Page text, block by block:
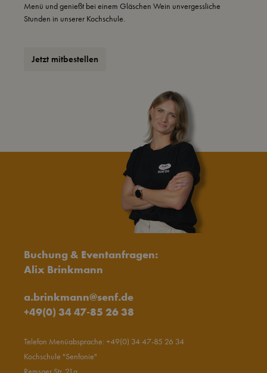
Menü und genießt bei einem Gläschen Wein unvergessliche
Stunden in unserer Kochschule.
Jetzt mitbestellen
Buchung & Eventanfragen:
Alix Brinkmann
a.brinkmann@senf.de
+49(0) 34 47-85 26 38
Telefon Menüabsprache: +49(0) 34 47-85 26 34
Kochschule "Senfonie"